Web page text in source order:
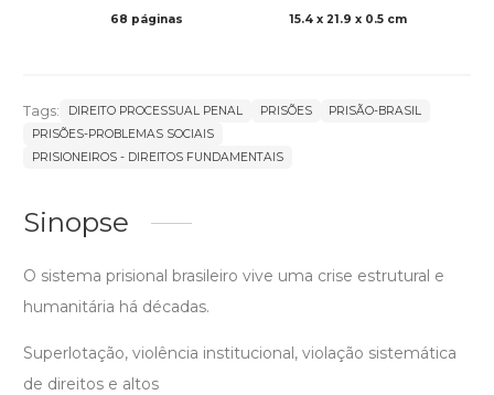
68 páginas 15.4 x 21.9 x 0.5 cm
Tags: DIREITO PROCESSUAL PENAL PRISÕES
PRISÃO-BRASIL
PRISÕES-PROBLEMAS SOCIAIS
PRISIONEIROS - DIREITOS FUNDAMENTAIS
Sinopse
O sistema prisional brasileiro vive uma crise estrutural e
humanitária há décadas.
Superlotação, violência institucional, violação sistemática
de direitos e altos